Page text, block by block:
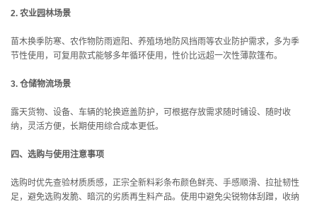
2. 农业园林场景
苗木换季防寒、农作物防雨遮阳、养殖场地防风挡雨等农业防护需求，多为季
节性使用，可复用款式能够多年循环使用，性价比远超一次性薄款篷布。
3. 仓储物流场景
露天货物、设备、车辆的轮换遮盖防护，可根据存放需求随时铺设、随时收
纳，灵活方便，长期使用综合成本更低。
四、选购与使用注意事项
选购时优先查验材质质感，正宗全新料彩条布颜色鲜亮、手感顺滑、拉扯韧性
足，避免选购发脆、暗沉的劣质再生料产品。使用中避免尖锐物体刮蹭，收纳